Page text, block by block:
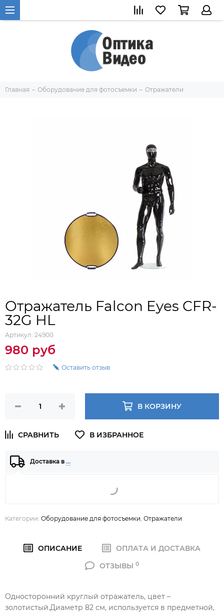
Главная Оборудование для фотосъемки Отражатели
Отражатель Falcon Eyes CFR-
32G HL
Артикул: 24900
980 руб
Оставить отзыв
В КОРЗИНУ
Доставка в …
Категории: Оборудование для фотосъемки Отражатели
ОПИСАНИЕ
ОПЛАТА И ДОСТАВКА
ОТЗЫВЫ 0
Односторонний круглый отражатель, цвет –
золотистый.Диаметр 82 см, используется в предметной,